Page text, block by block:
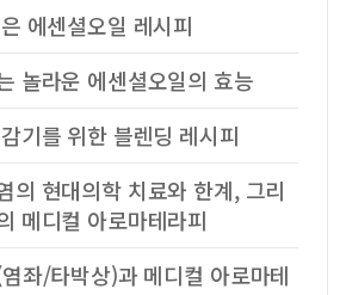
에센셜오일 레시피
놀라운 에센셜오일의 효능
기를 위한 블렌딩 레시피
의 현대의학 치료와 한계, 그리
메디컬 아로마테라피
좌/타박상)과 메디컬 아로마테